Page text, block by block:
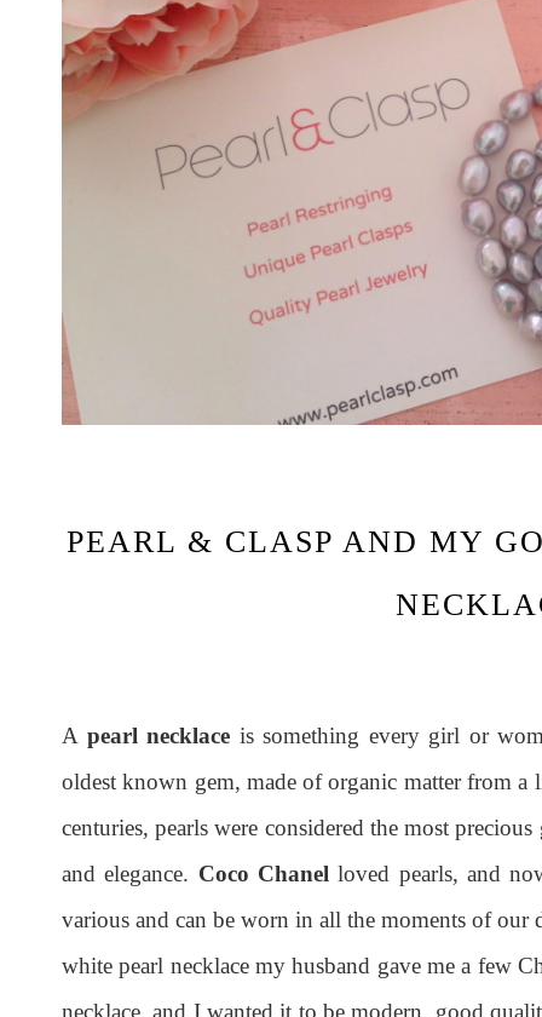
PEARL & CLASP AND MY
A pearl necklace is something every girl or
oldest known gem, made of organic matter from a
centuries, pearls were considered the most
and elegance. Coco Chanelloved pearls, and
various and can be worn in all the moments of our
white pearl necklace my husband gave me a few
necklace, and I wanted it to be modern, good